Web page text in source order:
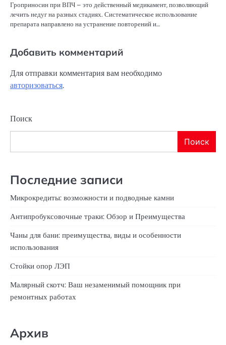
Гроприносин при ВПЧ – это действенный медикамент, позволяющий
лечить недуг на разных стадиях. Систематическое использование
препарата направлено на устранение повторений и…
Добавить комментарий
Для отправки комментария вам необходимо
авторизоваться.
Поиск
Поиск
Последние записи
Микрокредиты: возможности и подводные камни
Антипробуксовочные траки: Обзор и Преимущества
Чаны для бани: преимущества, виды и особенности
использования
Стойки опор ЛЭП
Малярный скотч: Ваш незаменимый помощник при
ремонтных работах
Архив